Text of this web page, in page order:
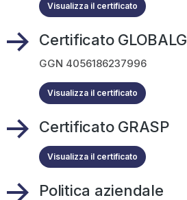
Visualizza il certificato
Certificato
GGN 4056186237996
Visualizza il certificato
Certificato GRASP
Visualizza il certificato
Politica aziendale